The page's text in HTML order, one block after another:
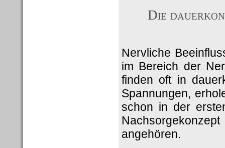
Die
Nervliche
im Bereich der
finden oft in
Spannungen,
schon in der
angehören.